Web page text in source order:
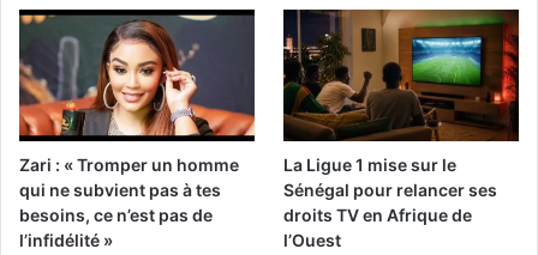
Zari : « Tromper un homme
qui ne subvient pas à tes
besoins, ce n’est pas de
l’infidélité »
La Ligue 1 mise sur le
Sénégal pour relancer ses
droits TV en Afrique de
l’Ouest